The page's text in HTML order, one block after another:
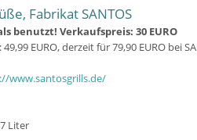
Fabrikat SANTOS
benutzt! Verkaufspreis: 30 EURO
EURO, derzeit für 79,90 EURO bei
www.santosgrills.de/
Liter